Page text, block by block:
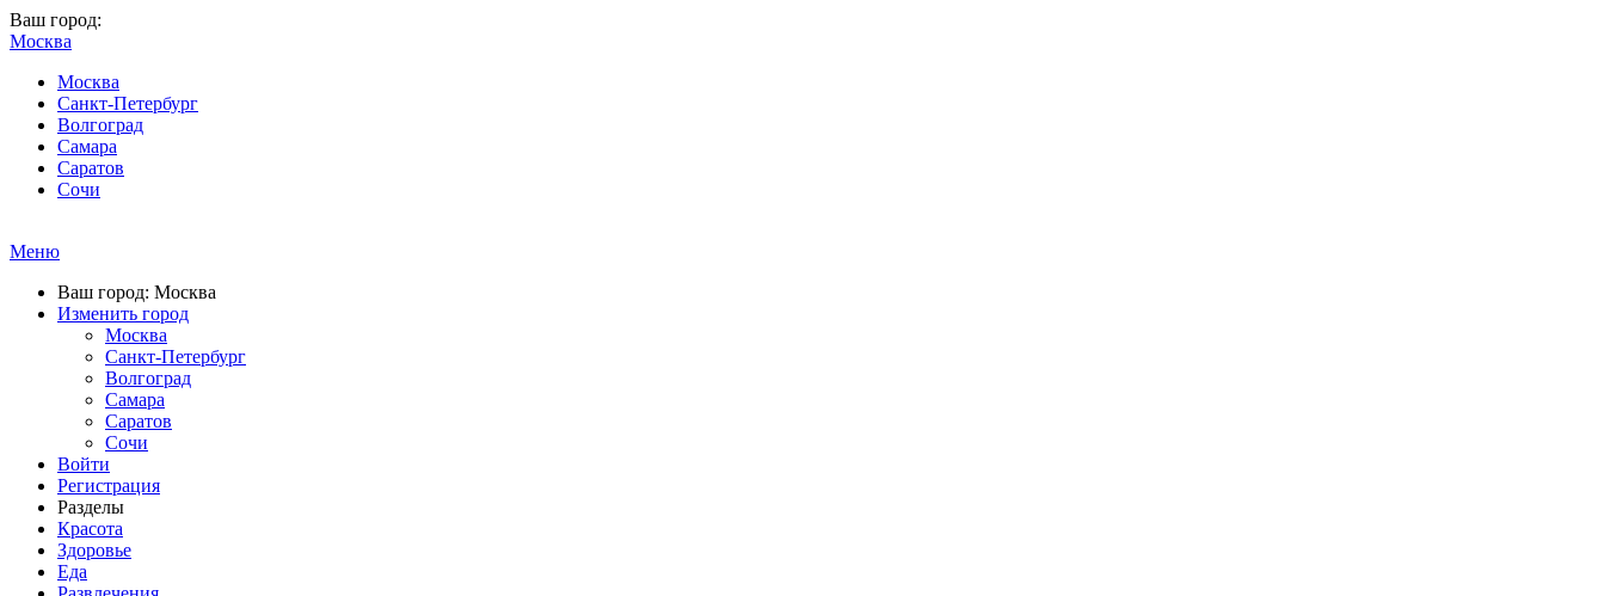
Ваш город:
Москва
Москва
Санкт-Петербург
Волгоград
Самара
Саратов
Сочи
Меню
Ваш город: Москва
Изменить город
Москва
Санкт-Петербург
Волгоград
Самара
Саратов
Сочи
Войти
Регистрация
Разделы
Красота
Здоровье
Еда